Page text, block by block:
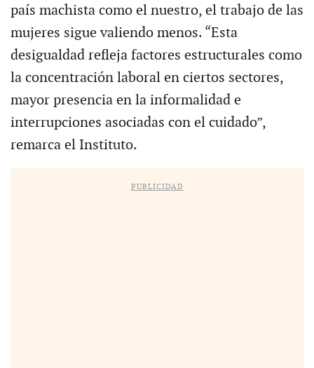
país machista como el nuestro, el trabajo de las
mujeres sigue valiendo menos. “Esta
desigualdad refleja factores estructurales como
la concentración laboral en ciertos sectores,
mayor presencia en la informalidad e
interrupciones asociadas con el cuidado”,
remarca el Instituto.
PUBLICIDAD